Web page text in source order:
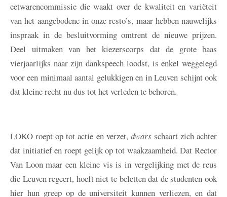
eetwarencommissie die waakt over de kwaliteit en variëteit
van het aangebodene in onze resto’s, maar hebben nauwelijks
inspraak in de besluitvorming omtrent de nieuwe prijzen.
Deel uitmaken van het kiezerscorps dat de grote baas
vierjaarlijks naar zijn dankspeech loodst, is enkel weggelegd
voor een minimaal aantal gelukkigen en in Leuven schijnt ook
dat kleine recht nu dus tot het verleden te behoren.
LOKO roept op tot actie en verzet, dwars schaart zich achter
dat initiatief en roept gelijk op tot waakzaamheid. Dat Rector
Van Loon maar een kleine vis is in vergelijking met de reus
die Leuven regeert, hoeft niet te beletten dat de studenten ook
hier hun greep op de universiteit kunnen verliezen, en dat